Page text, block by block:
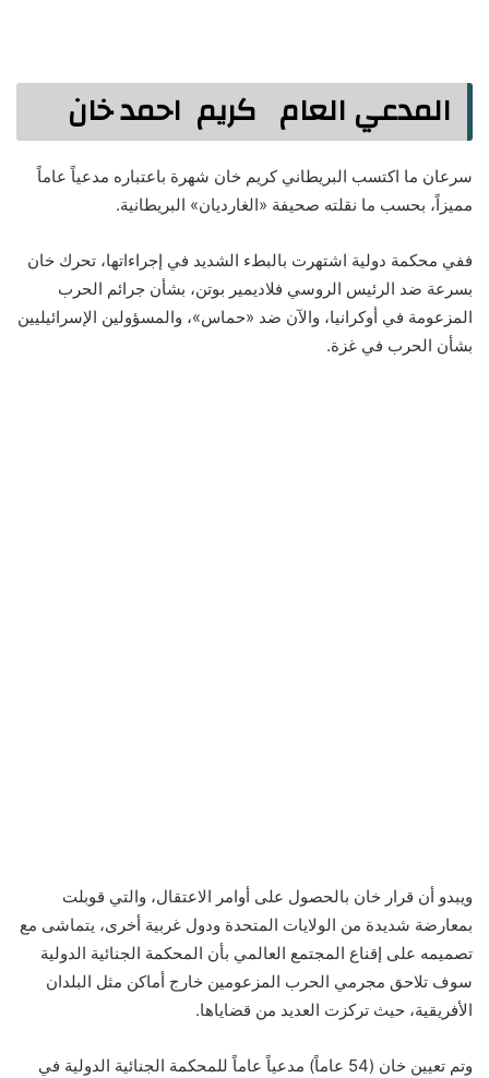
المدعي العام كريم احمد خان
سرعان ما اكتسب البريطاني كريم خان شهرة باعتباره مدعياً عاماً
مميزاً، بحسب ما نقلته صحيفة «الغارديان» البريطانية.
ففي محكمة دولية اشتهرت بالبطء الشديد في إجراءاتها، تحرك خان
بسرعة ضد الرئيس الروسي فلاديمير بوتن، بشأن جرائم الحرب
المزعومة في أوكرانيا، والآن ضد «حماس»، والمسؤولين الإسرائيليين
بشأن الحرب في غزة.
ويبدو أن قرار خان بالحصول على أوامر الاعتقال، والتي قوبلت
بمعارضة شديدة من الولايات المتحدة ودول غربية أخرى، يتماشى مع
تصميمه على إقناع المجتمع العالمي بأن المحكمة الجنائية الدولية
سوف تلاحق مجرمي الحرب المزعومين خارج أماكن مثل البلدان
الأفريقية، حيث تركزت العديد من قضاياها.
وتم تعيين خان (54 عاماً) مدعياً عاماً للمحكمة الجنائية الدولية في